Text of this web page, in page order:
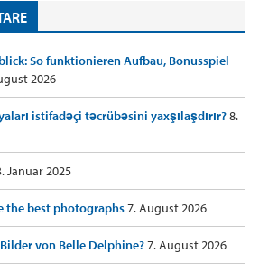
So funktionieren Aufbau, Bonusspiel
2026
istifadəçi təcrübəsini yaxşılaşdırır?8.
Januar 2025
the best photographs7. August 2026
von Belle Delphine?7. August 2026